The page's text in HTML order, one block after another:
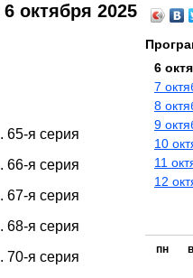
октября 2025
65-я серия
66-я серия
67-я серия
68-я серия
70-я серия
6
7
8
9
10
11
12
пн